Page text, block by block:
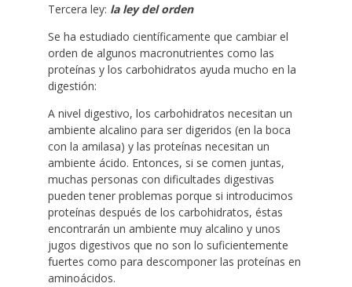
Tercera ley: la ley del orden
Se ha estudiado científicamente que cambiar el
orden de algunos macronutrientes como las
proteínas y los carbohidratos ayuda mucho en la
digestión:
A nivel digestivo, los carbohidratos necesitan un
ambiente alcalino para ser digeridos (en la boca
con la amilasa) y las proteínas necesitan un
ambiente ácido. Entonces, si se comen juntas,
muchas personas con dificultades digestivas
pueden tener problemas porque si introducimos
proteínas después de los carbohidratos, éstas
encontrarán un ambiente muy alcalino y unos
jugos digestivos que no son lo suficientemente
fuertes como para descomponer las proteínas en
aminoácidos.